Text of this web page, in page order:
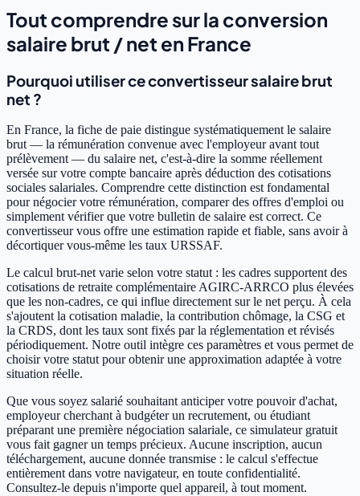
Tout comprendre sur la conversion
salaire brut / net en France
Pourquoi utiliser ce convertisseur salaire brut
net ?
En France, la fiche de paie distingue systématiquement le salaire
brut — la rémunération convenue avec l'employeur avant tout
prélèvement — du salaire net, c'est-à-dire la somme réellement
versée sur votre compte bancaire après déduction des cotisations
sociales salariales. Comprendre cette distinction est fondamental
pour négocier votre rémunération, comparer des offres d'emploi ou
simplement vérifier que votre bulletin de salaire est correct. Ce
convertisseur vous offre une estimation rapide et fiable, sans avoir à
décortiquer vous-même les taux URSSAF.
Le calcul brut-net varie selon votre statut : les cadres supportent des
cotisations de retraite complémentaire AGIRC-ARRCO plus élevées
que les non-cadres, ce qui influe directement sur le net perçu. À cela
s'ajoutent la cotisation maladie, la contribution chômage, la CSG et
la CRDS, dont les taux sont fixés par la réglementation et révisés
périodiquement. Notre outil intègre ces paramètres et vous permet de
choisir votre statut pour obtenir une approximation adaptée à votre
situation réelle.
Que vous soyez salarié souhaitant anticiper votre pouvoir d'achat,
employeur cherchant à budgéter un recrutement, ou étudiant
préparant une première négociation salariale, ce simulateur gratuit
vous fait gagner un temps précieux. Aucune inscription, aucun
téléchargement, aucune donnée transmise : le calcul s'effectue
entièrement dans votre navigateur, en toute confidentialité.
Consultez-le depuis n'importe quel appareil, à tout moment.